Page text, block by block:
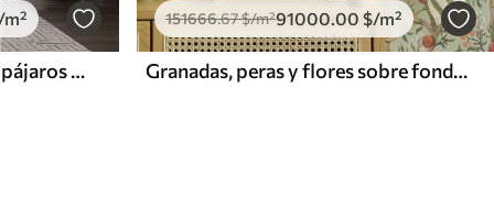
Selva tropical con monos, pájaros y denso follaje
151666.67$/m²91000.00 $/m²
Granadas, peras y flores sobre fondo verde pálido